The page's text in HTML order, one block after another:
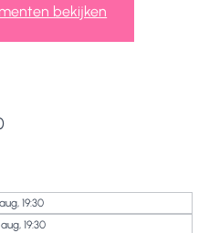
bekijken
19:30
19:30